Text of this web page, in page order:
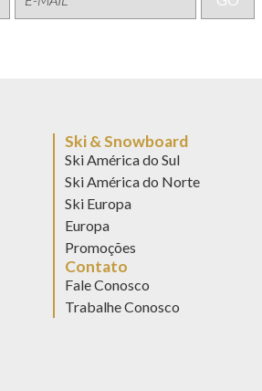
Ski & Snowboard
Ski América do Sul
Ski América do Norte
Ski Europa
Europa
Promoções
Contato
Fale Conosco
Trabalhe Conosco